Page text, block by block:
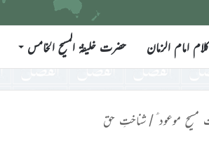
ؑکلام امام الزمان حضرت خلیفۃ المسیح الخامس
موعود /شناختِ حق